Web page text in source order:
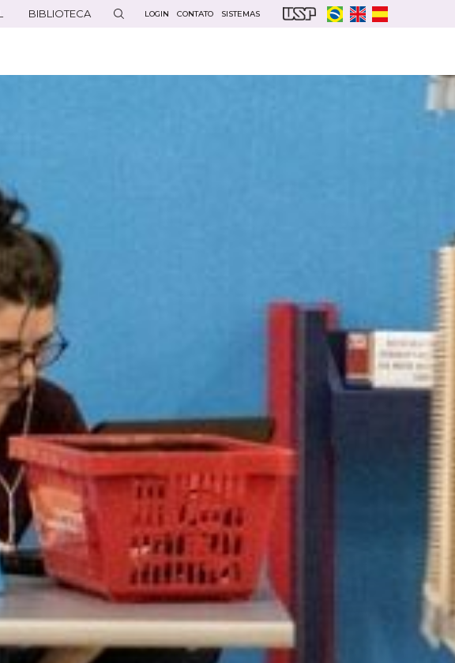
BIBLIOTECA LOGIN CONTATO SISTEMAS